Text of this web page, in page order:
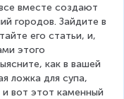
вместе создают
городов. Зайдите в
его статьи, и,
этого
как в вашей
ложка для супа,
вот этот каменный